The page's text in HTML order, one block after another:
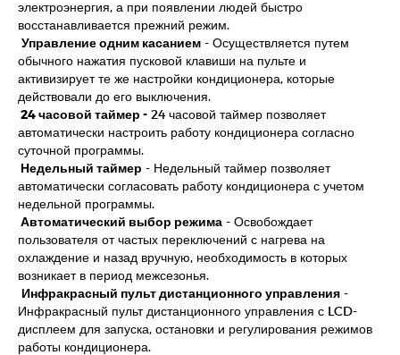
электроэнергия, а при появлении людей быстро
восстанавливается прежний режим.
Управление одним касанием - Осуществляется путем
обычного нажатия пусковой клавиши на пульте и
активизирует те же настройки кондиционера, которые
действовали до его выключения.
24 часовой таймер - 24 часовой таймер позволяет
автоматически настроить работу кондиционера согласно
суточной программы.
Недельный таймер - Недельный таймер позволяет
автоматически согласовать работу кондиционера с учетом
недельной программы.
Автоматический выбор режима - Освобождает
пользователя от частых переключений с нагрева на
охлаждение и назад вручную, необходимость в которых
возникает в период межсезонья.
Инфракрасный пульт дистанционного управления -
Инфракрасный пульт дистанционного управления с LCD-
дисплеем для запуска, остановки и регулирования режимов
работы кондиционера.